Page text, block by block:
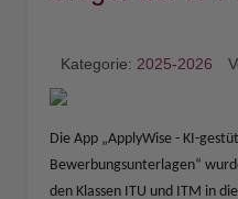
Kategorie:2025-2026
Die App „ApplyWise - KI-
Bewerbungsunterlagen“
den Klassen ITU und ITM in